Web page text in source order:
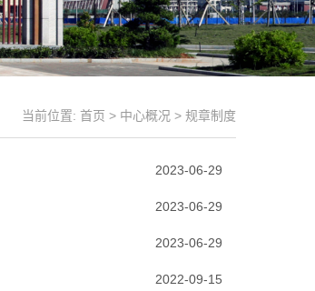
当前位置: 首页 > 中心概况 > 规章制度
2023-06-29
2023-06-29
2023-06-29
2022-09-15